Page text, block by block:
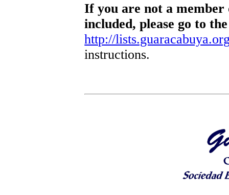
If you are not a
included, please go to
http://
instructions.